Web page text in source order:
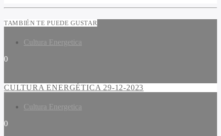
TAMBIÉN TE PUEDE GUSTAR
Cultura Energetica
0
CULTURA ENERGÉTICA 29-12-2023
Cultura Energetica
0